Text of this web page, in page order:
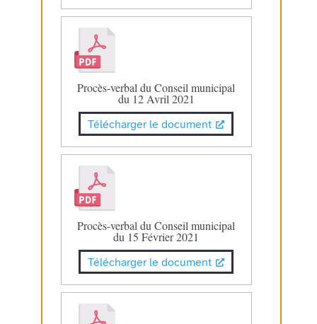
Procès-verbal du Conseil municipal
du 12 Avril 2021
Télécharger le document
Procès-verbal du Conseil municipal
du 15 Février 2021
Télécharger le document